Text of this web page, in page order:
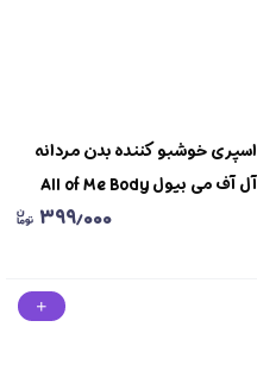
اسپری خوشبو کننده بدن مردانه
آل آف می بیول All of Me Body
Spray For Men Biol۳۹۹٫۰۰۰